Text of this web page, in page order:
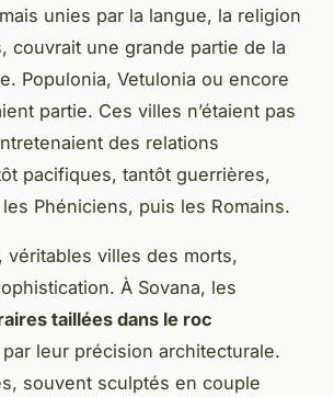
unies par la langue, la religion
couvrait une grande partie de la
Populonia, Vetulonia ou encore
partie. Ces villes n’étaient pas
des relations
pacifiques, tantôt guerrières,
Phéniciens, puis les Romains.
véritables villes des morts,
À Sovana, les
taillées dans le roc
leur précision architecturale.
souvent sculptés en couple